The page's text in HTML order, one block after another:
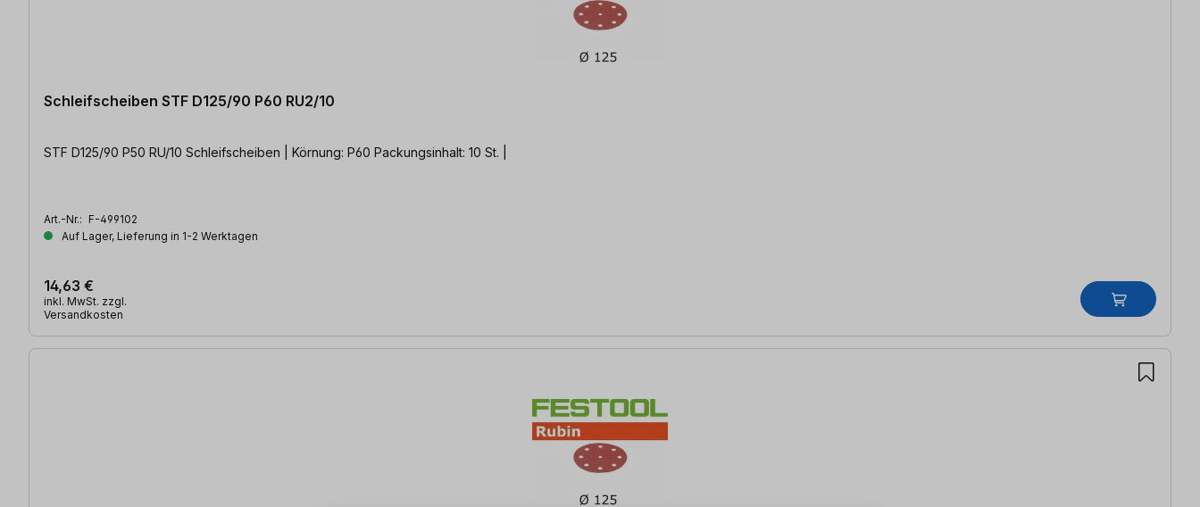
Schleifscheiben STF D125/90 P60 RU2/10
STF D125/90 P50 RU/10 Schleifscheiben | Körnung: P60 Packungsinhalt: 10 St. |
Art.-Nr.: F-499102
Auf Lager, Lieferung in 1-2 Werktagen
14,63 €
inkl. MwSt. zzgl.
Versandkosten